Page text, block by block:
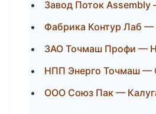
Завод Поток Assembly
Фабрика Контур Лаб —
ЗАО Точмаш Профи —
НПП Энерго Точмаш —
ООО Союз Пак —